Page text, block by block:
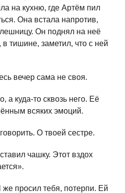
на кухню, где Артём пил
Она встала напротив,
Он поднял на неё
в тишине, заметил, что с ней
вечер сама не своя.
а куда-то сквозь него. Её
всяких эмоций.
О твоей сестре.
чашку. Этот вздох
просил тебя, потерпи. Ей